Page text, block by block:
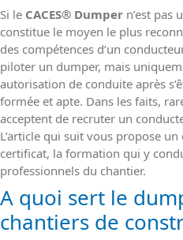
Si le CACES® Dumper n’est pas
constitue le moyen le plus
des compétences d’un
piloter un dumper, mais
autorisation de conduite après
formée et apte. Dans les faits,
acceptent de recruter un
L’article qui suit vous propose
certificat, la formation qui y
professionnels du chantier.
A quoi sert le
chantiers de